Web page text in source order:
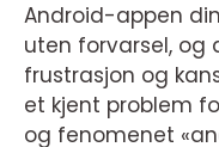
Android-appen
uten forvarsel, og
frustrasjon og
et kjent problem
og fenomenet